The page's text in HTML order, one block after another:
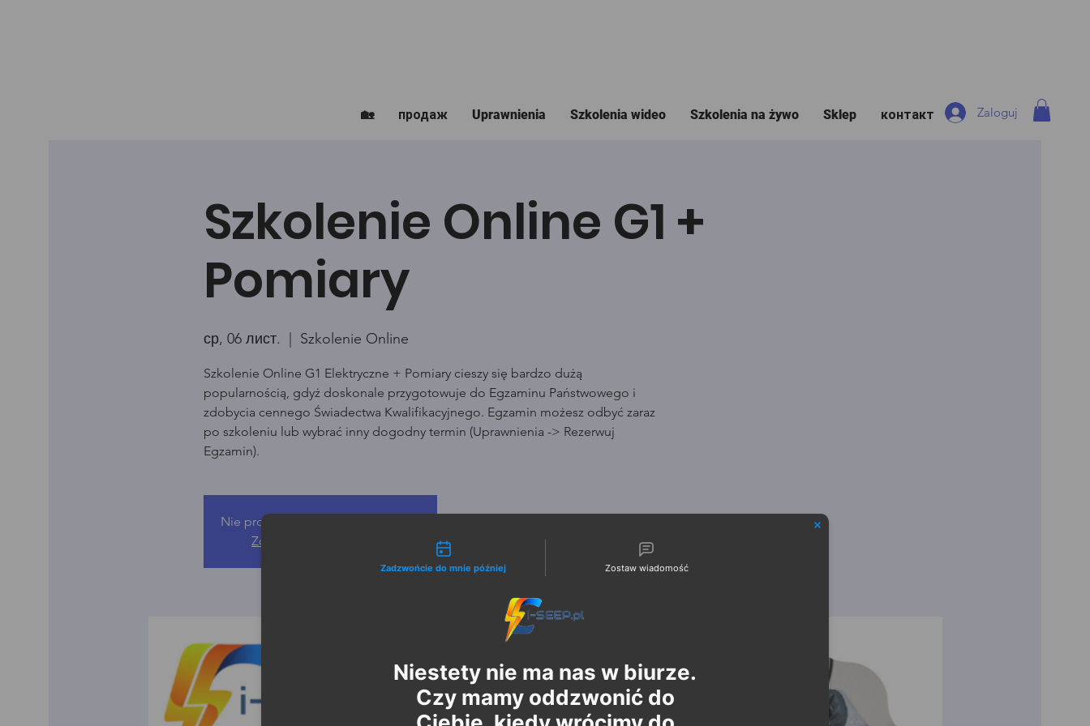
🏡 продаж Uprawnienia Szkolenia wideo Szkolenia na żywo Sklep контакт Zaloguj
Szkolenie Online G1 +
Pomiary
ср, 06 лист.
  |
Szkolenie Online
Szkolenie Online G1 Elektryczne + Pomiary cieszy się bardzo dużą
popularnością, gdyż doskonale przygotowuje do Egzaminu Państwowego i
zdobycia cennego Świadectwa Kwalifikacyjnego. Egzamin możesz odbyć zaraz
po szkoleniu lub wybrać inny dogodny termin (Uprawnienia -> Rezerwuj
Egzamin).
Nie prowadzimy sprzedaży biletów
Zobacz inne wydarzeniaMożliwości kontaktu
Zadzwońcie do mnie później Zostaw wiadomość
Niestety nie ma nas w biurze.
Czy mamy oddzwonić do